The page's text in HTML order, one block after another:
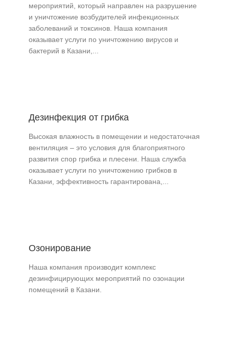
мероприятий, который направлен на разрушение
и уничтожение возбудителей инфекционных
заболеваний и токсинов. Наша компания
оказывает услуги по уничтожению вирусов и
бактерий в Казани,...
Дезинфекция от грибка
Высокая влажность в помещении и недостаточная
вентиляция – это условия для благоприятного
развития спор грибка и плесени. Наша служба
оказывает услуги по уничтожению грибков в
Казани, эффективность гарантирована,...
Озонирование
Наша компания производит комплекс
дезинфицирующих мероприятий по озонации
помещений в Казани.